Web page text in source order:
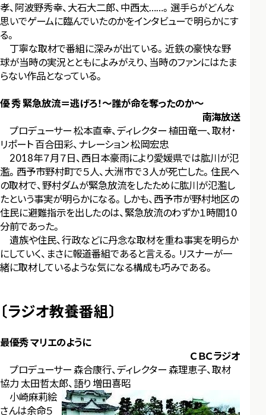
孝、阿波野秀幸、大石大二郎、中西太……。選手らがどんな
思いでゲームに臨んでいたのかをインタビューで明らかにす
る。
丁寧な取材で番組に深みが出ている。近鉄の豪快な野
球が当時の実況とともによみがえり、当時のファンにはたま
らない作品となっている。
優 秀 緊急放流＝逃げろ！～誰が命を奪ったのか～
南海放送
プロデューサー 松本直幸、ディレクター 植田竜一、取材･
リポート 百合田彩、ナレーション 松岡宏忠
2018年７月７日、西日本豪雨により愛媛県では肱川が氾
濫。西予市野村町で５人、大洲市で３人が死亡した。住民へ
の取材で、野村ダムが緊急放流をしたために肱川が氾濫し
たという事実が明らかになる。しかも、西予市が野村地区の
住民に避難指示を出したのは、緊急放流のわずか１時間10
分前であった。
遺族や住民、行政などに丹念な取材を重ね事実を明らか
にしていく、まさに報道番組であると言える。リスナーが一
緒に取材しているような気になる構成も巧みである。
〔ラジオ教養番組〕
最優秀 マリエのように
ＣＢＣラジオ
プロデューサー 森合康行、ディレクター 森理恵子、取材
協力 太田哲太郎、語り 増田喜昭
小崎麻莉絵
さんは余命５